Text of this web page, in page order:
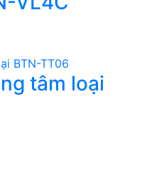
tâm loại